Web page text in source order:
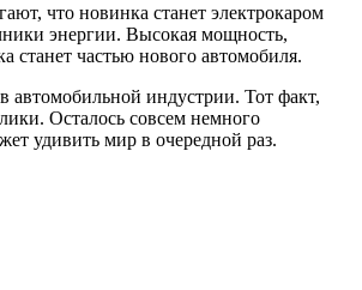
что новинка станет электрокаром
энергии. Высокая мощность,
станет частью нового автомобиля.
индустрии. Тот факт,
Осталось совсем немного
удивить мир в очередной раз.